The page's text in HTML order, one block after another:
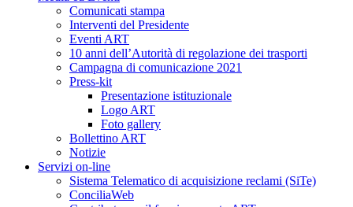
Comunicati stampa
Interventi del Presidente
Eventi ART
10 anni dell’Autorità di regolazione dei trasporti
Campagna di comunicazione 2021
Press-kit
Presentazione istituzionale
Logo ART
Foto gallery
Bollettino ART
Notizie
Servizi on-line
Sistema Telematico di acquisizione reclami (SiTe)
ConciliaWeb